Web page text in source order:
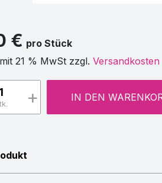
€ pro Stück
21 % MwSt zzgl. Versandkosten
+ IN DEN